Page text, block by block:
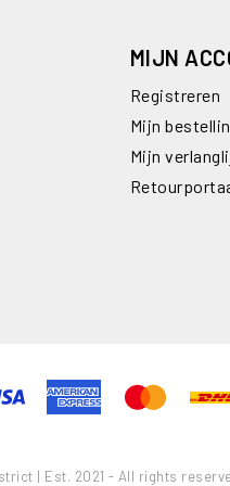
MIJN
Registreren
Mijn
Mijn
| Est. 2021 - All rights